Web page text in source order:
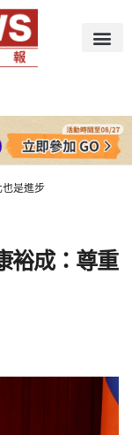
是進步
成：尊重